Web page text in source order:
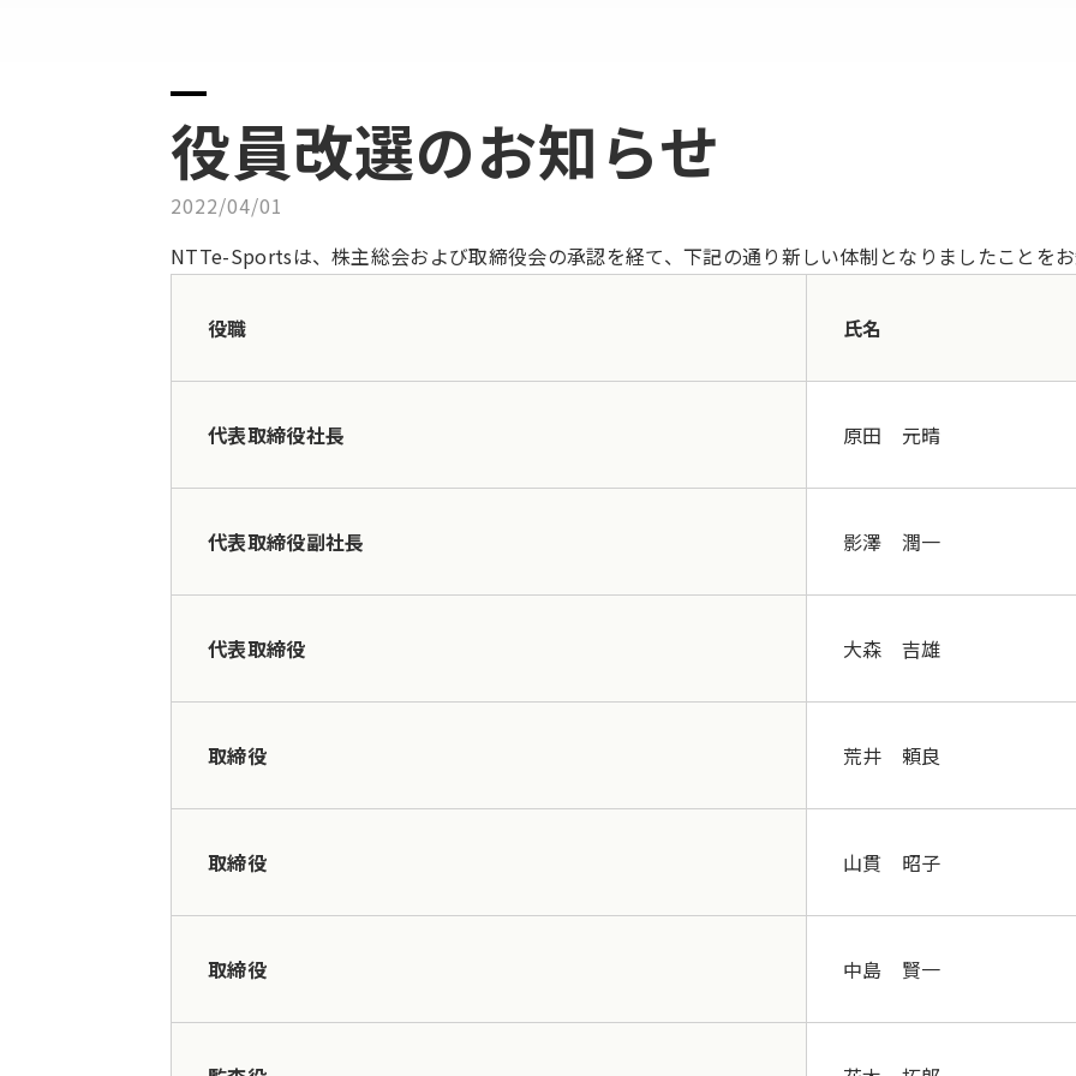
役員改選のお知らせ
2022/04/01
NTTe-Sportsは、株主総会および取締役会の承認を経て、下記の通り新しい体制となりましたことをお
役職 氏名
代表取締役社長 原田 元晴
代表取締役副社長 影澤 潤一
代表取締役 大森 吉雄
取締役 荒井 頼良
取締役 山貫 昭子
取締役 中島 賢一